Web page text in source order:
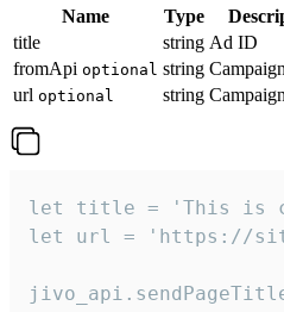
Name Type
title
string Ad ID
fromApi optional string
url optional string
let title = 'This is
let url = 'https://